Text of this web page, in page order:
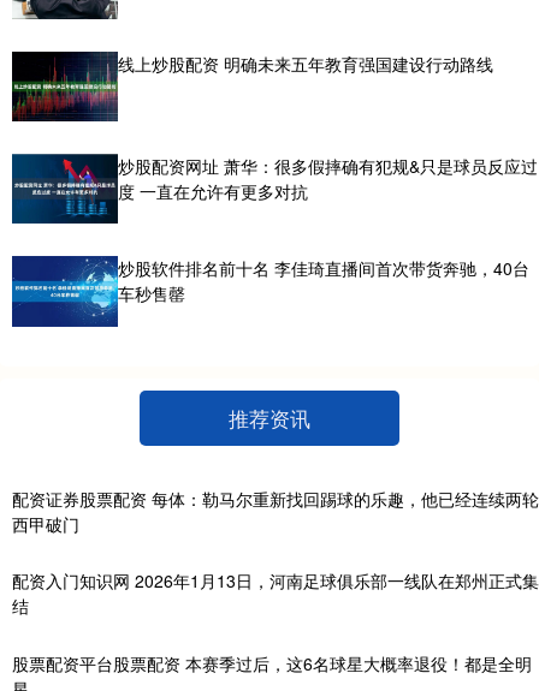
线上炒股配资 明确未来五年教育强国建设行动路线
炒股配资网址 萧华：很多假摔确有犯规&只是球员反应过
度 一直在允许有更多对抗
炒股软件排名前十名 李佳琦直播间首次带货奔驰，40台
车秒售罄
推荐资讯
配资证券股票配资 每体：勒马尔重新找回踢球的乐趣，他已经连续两轮
西甲破门
配资入门知识网 2026年1月13日，河南足球俱乐部一线队在郑州正式集
结
股票配资平台股票配资 本赛季过后，这6名球星大概率退役！都是全明